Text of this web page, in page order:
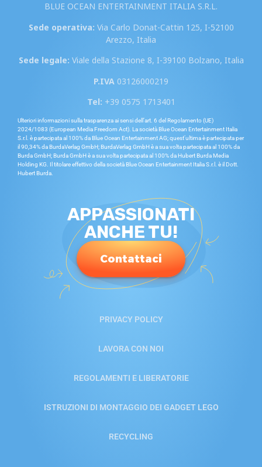
BLUE OCEAN ENTERTAINMENT ITALIA S.R.L.
Sede operativa: Via Carlo Donat-Cattin 125, I-52100
Arezzo, Italia
Sede legale: Viale della Stazione 8, I-39100 Bolzano, Italia
P.IVA 03126000219
Tel: +39 0575 1713401
Ulteriori informazioni sulla trasparenza ai sensi dell’art. 6 del Regolamento (UE)
2024/1083 (European Media Freedom Act). La società Blue Ocean Entertainment Italia
S.r.l. è partecipata al 100% da Blue Ocean Entertainment AG; quest’ultima è partecipata per
il 90,34% da BurdaVerlag GmbH; BurdaVerlag GmbH è a sua volta partecipata al 100% da
Burda GmbH; Burda GmbH è a sua volta partecipata al 100% da Hubert Burda Media
Holding KG. Il titolare effettivo della società Blue Ocean Entertainment Italia S.r.l. è il Dott.
Hubert Burda.
APPASSIONATI
ANCHE TU!
Contattaci
PRIVACY POLICY
LAVORA CON NOI
REGOLAMENTI E LIBERATORIE
ISTRUZIONI DI MONTAGGIO DEI GADGET LEGO
RECYCLING